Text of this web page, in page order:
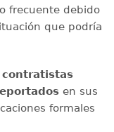
frecuente debido
que podría
contratistas
en sus
formales